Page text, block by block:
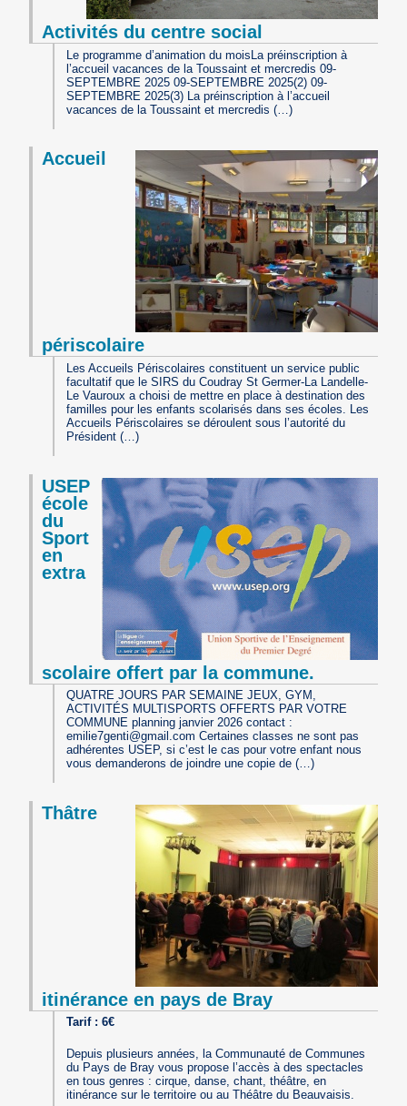
Activités du centre social
Le programme d’animation du moisLa préinscription à
l’accueil vacances de la Toussaint et mercredis 09-
SEPTEMBRE 2025 09-SEPTEMBRE 2025(2) 09-
SEPTEMBRE 2025(3) La préinscription à l’accueil
vacances de la Toussaint et mercredis (…)
Accueil
périscolaire
Les Accueils Périscolaires constituent un service public
facultatif que le SIRS du Coudray St Germer-La Landelle-
Le Vauroux a choisi de mettre en place à destination des
familles pour les enfants scolarisés dans ses écoles. Les
Accueils Périscolaires se déroulent sous l’autorité du
Président (…)
USEP
école
du
Sport
en
extra
scolaire offert par la commune.
QUATRE JOURS PAR SEMAINE JEUX, GYM,
ACTIVITÉS MULTISPORTS OFFERTS PAR VOTRE
COMMUNE planning janvier 2026 contact :
emilie7genti@gmail.com Certaines classes ne sont pas
adhérentes USEP, si c’est le cas pour votre enfant nous
vous demanderons de joindre une copie de (…)
Thâtre
itinérance en pays de Bray
Tarif : 6€
Depuis plusieurs années, la Communauté de Communes
du Pays de Bray vous propose l’accès à des spectacles
en tous genres : cirque, danse, chant, théâtre, en
itinérance sur le territoire ou au Théâtre du Beauvaisis.